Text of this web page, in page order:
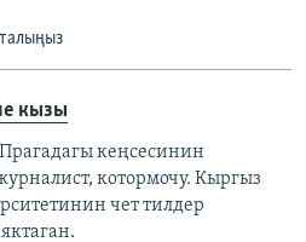
кызы
кеңсесинин
котормочу. Кыргыз
чет тилдер